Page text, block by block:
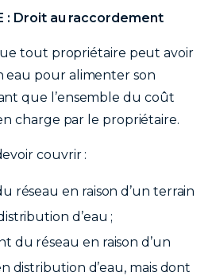
: Droit au raccordement
tout propriétaire peut avoir
eau pour alimenter son
que l’ensemble du coût
charge par le propriétaire.
couvrir :
réseau en raison d’un terrain
d’eau ;
du réseau en raison d’un
distribution d’eau, mais dont